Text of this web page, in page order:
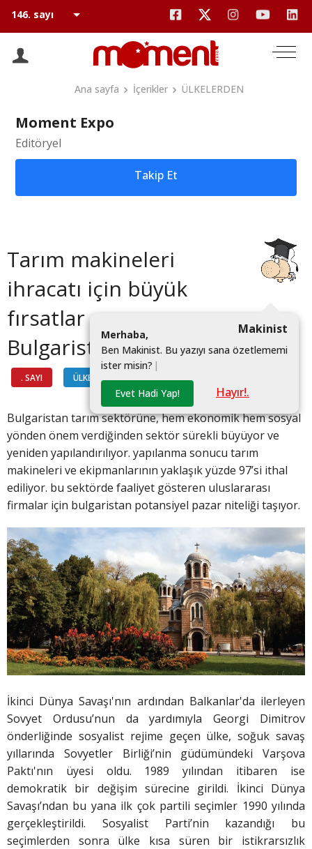
Ana sayfa İçerikler ÜLKELERDEN
Moment Expo
Editöryel
Takip Et
Tarım makineleri
ihracatı için büyük
fırsatlar sunan
Bulgaristan
. SAYI ÜLKELERDEN #
Makinist
Merhaba,
Ben Makinist. Bu yazıyı sana özetlememi
ister misin? |
Evet Hadi Yap!
Hayır!.
Bulgaristan tarım sektörüne, hem ekonomik hem sosyal
yönden önem verdiğinden sektör sürekli büyüyor ve
yeniden yapılandırılıyor. yapılanma sonucu tarım
makineleri ve ekipmanlarının yaklaşık yüzde 97’si ithal
ediliyor. bu sektörde faaliyet gösteren uluslararası
firmalar için bulgaristan potansiyel pazar niteliği taşıyor.
İkinci Dünya Savaşı'nın ardından Balkanlar'da ilerleyen
Sovyet Ordusu’nun da yardımıyla Georgi Dimitrov
önderliğinde sosyalist rejime geçen ülke, soğuk savaş
yıllarında Sovyetler Birliği’nin güdümündeki Varşova
Paktı'nın üyesi oldu. 1989 yılından itibaren ise
demokratik bir değişim sürecine girildi. İkinci Dünya
Savaşı’ndan bu yana ilk çok partili seçimler 1990 yılında
gerçekleştirildi. Sosyalist Parti’nin kazandığı bu
seçimlerden sonra ülke kısa süren bir istikrarsızlık